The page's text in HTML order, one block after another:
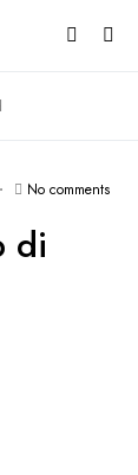
No comments
di